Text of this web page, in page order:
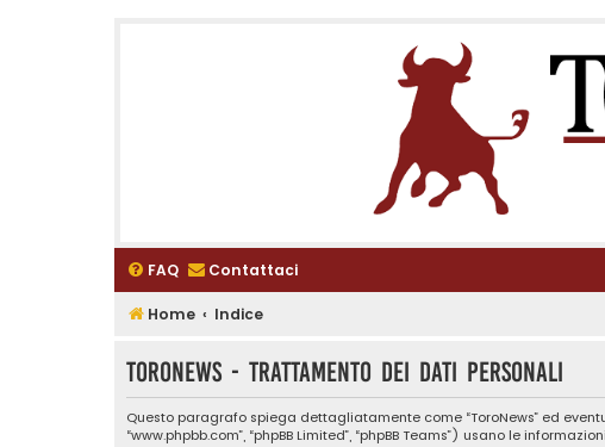
FAQ Contattaci
Home Indice
ToroNews - Trattamento dei dati personali
Questo paragrafo spiega dettagliatamente come “ToroNews” ed
“www.phpbb.com”, “phpBB Limited”, “phpBB Teams”) usano le